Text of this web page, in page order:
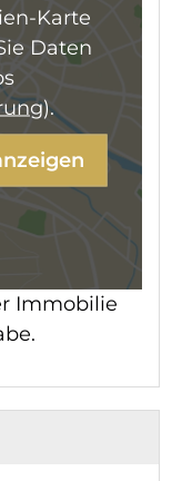
Karte
Daten
).
Immobilie